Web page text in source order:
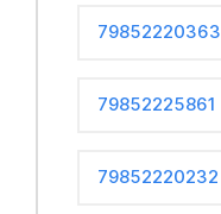
79852220363
79852225861
79852220232